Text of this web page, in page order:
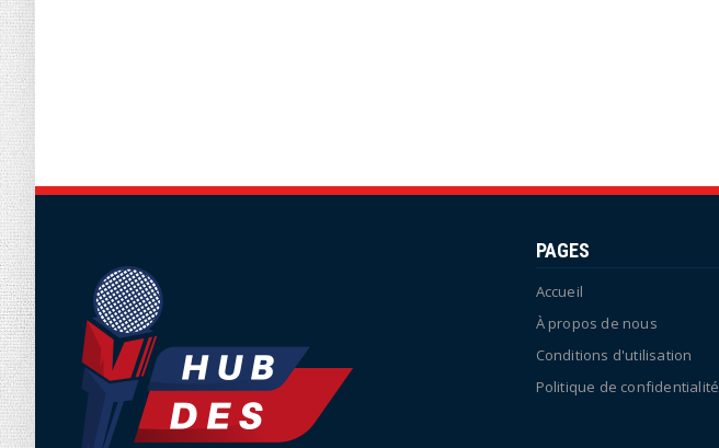
PAGES
Accueil
À propos de nous
Conditions d'utilisation
Politique de confidentialité